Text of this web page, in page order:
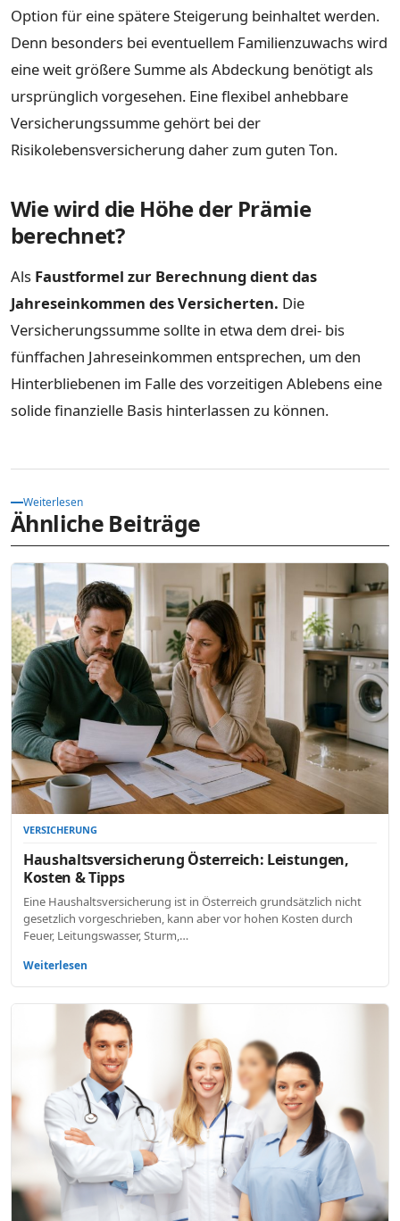
Option für eine spätere Steigerung beinhaltet werden.
Denn besonders bei eventuellem Familienzuwachs wird
eine weit größere Summe als Abdeckung benötigt als
ursprünglich vorgesehen. Eine flexibel anhebbare
Versicherungssumme gehört bei der
Risikolebensversicherung daher zum guten Ton.
Wie wird die Höhe der Prämie
berechnet?
Als Faustformel zur Berechnung dient das
Jahreseinkommen des Versicherten. Die
Versicherungssumme sollte in etwa dem drei- bis
fünffachen Jahreseinkommen entsprechen, um den
Hinterbliebenen im Falle des vorzeitigen Ablebens eine
solide finanzielle Basis hinterlassen zu können.
Weiterlesen
Ähnliche Beiträge
VERSICHERUNG
Haushaltsversicherung Österreich: Leistungen,
Kosten & Tipps
Eine Haushaltsversicherung ist in Österreich grundsätzlich nicht
gesetzlich vorgeschrieben, kann aber vor hohen Kosten durch
Feuer, Leitungswasser, Sturm,…
Weiterlesen